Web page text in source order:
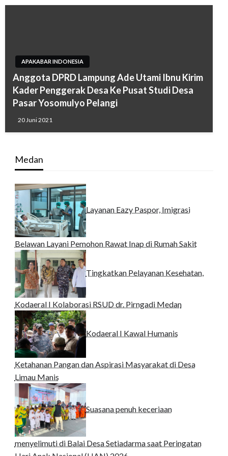
APAKABAR INDONESIA
Anggota DPRD Lampung Ade Utami Ibnu Kirim
Kader Penggerak Desa Ke Pusat Studi Desa
Pasar Yosomulyo Pelangi
20 Juni 2021
Medan
Layanan Eazy Paspor, Imigrasi
Belawan Layani Pemohon Rawat Inap di Rumah Sakit
Tingkatkan Pelayanan Kesehatan,
Kodaeral I Kolaborasi RSUD dr. Pirngadi Medan‎
Kodaeral I Kawal Humanis
Ketahanan Pangan dan Aspirasi Masyarakat di Desa
Limau Manis
Suasana penuh keceriaan
menyelimuti di Balai Desa Setiadarma saat Peringatan